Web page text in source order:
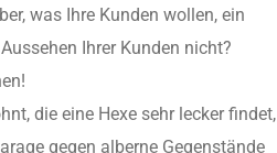
was Ihre Kunden wollen, ein
Ihrer Kunden nicht?
die eine Hexe sehr lecker findet,
gegen alberne Gegenstände